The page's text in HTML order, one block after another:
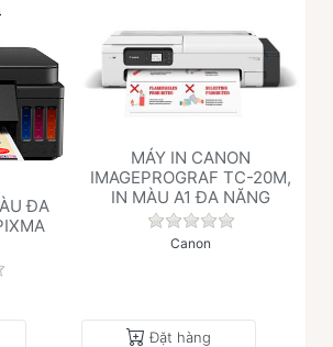
ĐA
đánh giá nào cho sản phẩm này.
MÁY IN CANON
IMAGEPROGRAF TC-20M,
IN MÀU A1 ĐA NĂNG
Chưa có đánh giá
Canon
Đặt hàng